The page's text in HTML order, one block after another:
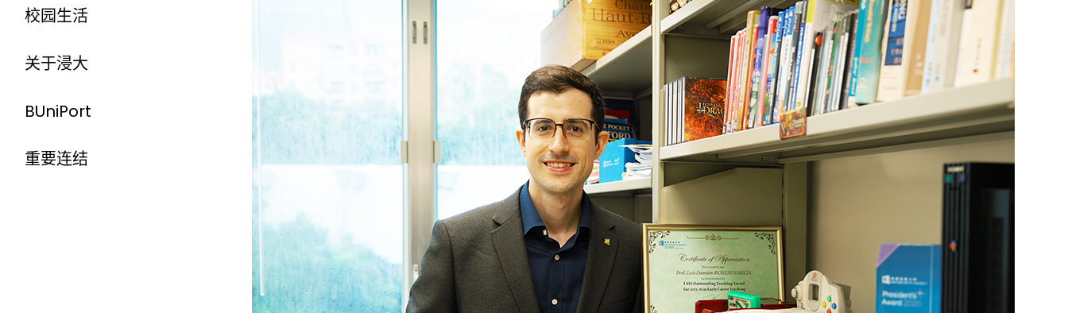
校园生活
关于浸大
BUniPort
重要连结